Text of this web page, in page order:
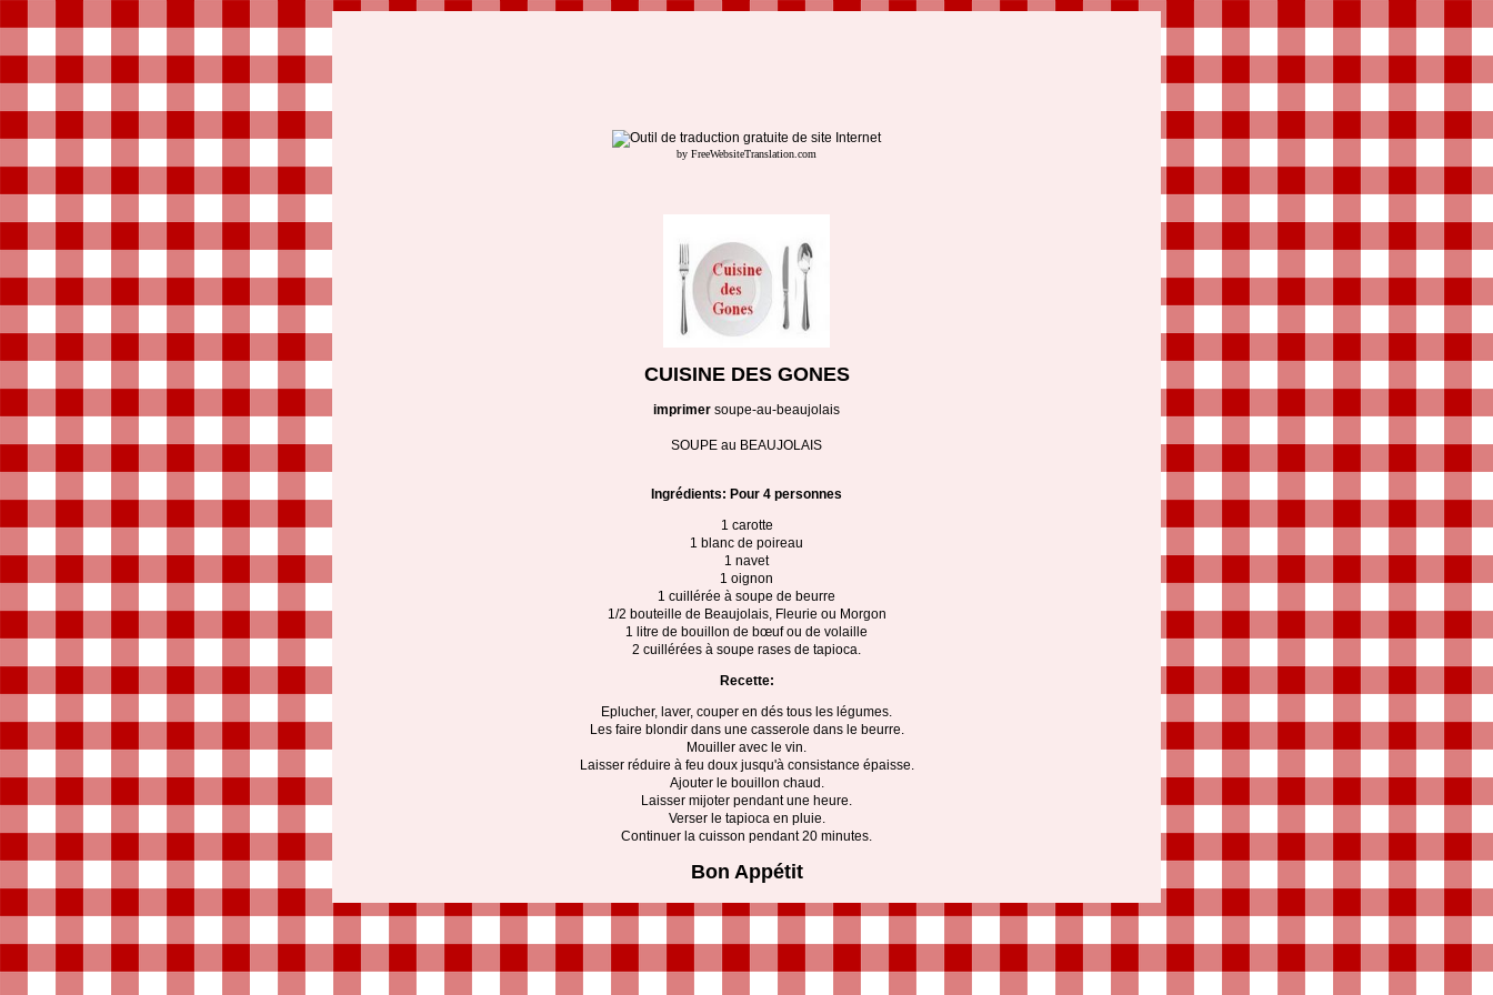
by FreeWebsiteTranslation.com
CUISINE DES GONES
imprimer soupe-au-beaujolais
SOUPE au BEAUJOLAIS
Ingrédients: Pour 4 personnes
1 carotte
1 blanc de poireau
1 navet
1 oignon
1 cuillérée à soupe de beurre
1/2 bouteille de Beaujolais, Fleurie ou Morgon
1 litre de bouillon de bœuf ou de volaille
2 cuillérées à soupe rases de tapioca.
Recette:
Eplucher, laver, couper en dés tous les légumes.
Les faire blondir dans une casserole dans le beurre.
Mouiller avec le vin.
Laisser réduire à feu doux jusqu'à consistance épaisse.
Ajouter le bouillon chaud.
Laisser mijoter pendant une heure.
Verser le tapioca en pluie.
Continuer la cuisson pendant 20 minutes.
Bon Appétit